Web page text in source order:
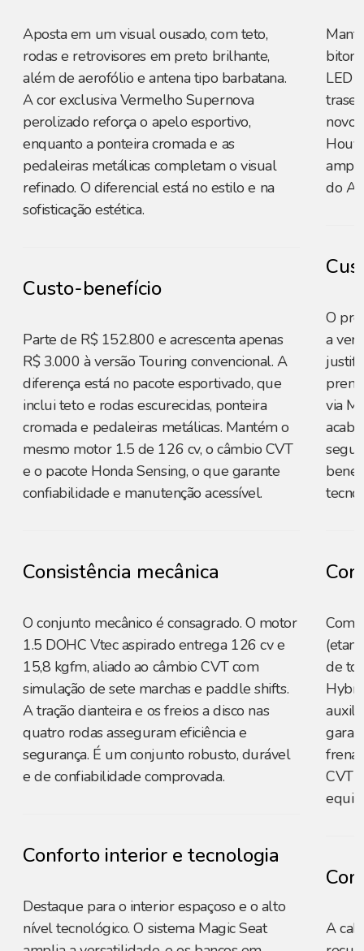
Aposta em um visual ousado, com teto,
rodas e retrovisores em preto brilhante,
além de aerofólio e antena tipo barbatana.
A cor exclusiva Vermelho Supernova
perolizado reforça o apelo esportivo,
enquanto a ponteira cromada e as
pedaleiras metálicas completam o visual
refinado. O diferencial está no estilo e na
sofisticação estética.
Custo-benefício
Parte de R$ 152.800 e acrescenta apenas
R$ 3.000 à versão Touring convencional. A
diferença está no pacote esportivado, que
inclui teto e rodas escurecidas, ponteira
cromada e pedaleiras metálicas. Mantém o
mesmo motor 1.5 de 126 cv, o câmbio CVT
e o pacote Honda Sensing, o que garante
confiabilidade e manutenção acessível.
Consistência mecânica
O conjunto mecânico é consagrado. O motor
1.5 DOHC Vtec aspirado entrega 126 cv e
15,8 kgfm, aliado ao câmbio CVT com
simulação de sete marchas e paddle shifts.
A tração dianteira e os freios a disco nas
quatro rodas asseguram eficiência e
segurança. É um conjunto robusto, durável
e de confiabilidade comprovada.
Conforto interior e tecnologia
Destaque para o interior espaçoso e o alto
nível tecnológico. O sistema Magic Seat
LED
do
O
a
via
de
CVT
A